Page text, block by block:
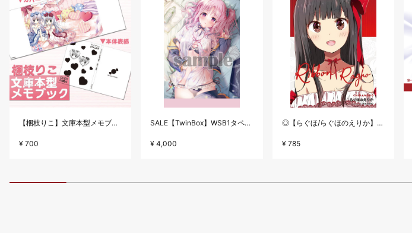
【梱枝りこ】文庫本型メモブック・「すいーとほいっぷ」限定版表紙
¥ 700
SALE【TwinBox】WSB1タペストリー・放課後の保健室
¥ 4,000
◎【らぐほ/らぐほのえりか】リボン
¥ 785